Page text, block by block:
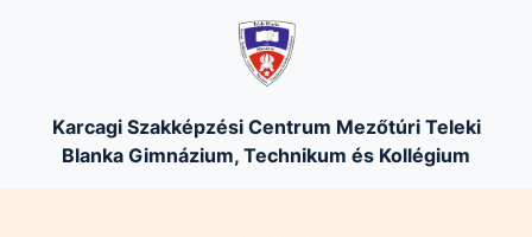
Karcagi Szakképzési Centrum Mezőtúri Teleki
Blanka Gimnázium, Technikum és Kollégium